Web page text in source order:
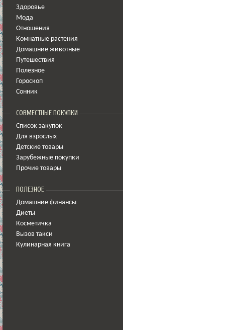
Здоровье
Мода
Отношения
Комнатные растения
Домашние животные
Путешествия
Полезное
Гороскоп
Сонник
СОВМЕСТНЫЕ ПОКУПКИ
Список закупок
Для взрослых
Детские товары
Зарубежные покупки
Прочие товары
ПОЛЕЗНОЕ
Домашние финансы
Диеты
Косметичка
Вызов такси
Кулинарная книга